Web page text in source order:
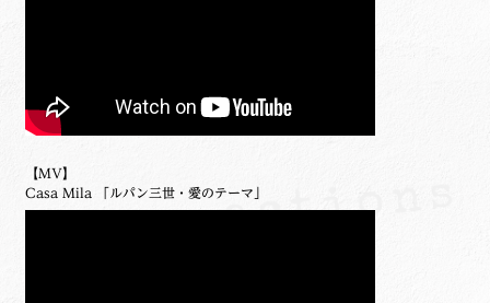
【MV】
Casa Mila 「ルパン三世・愛のテーマ」